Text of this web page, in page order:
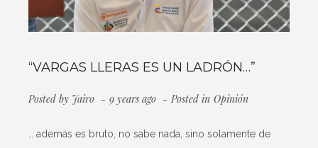
“VARGAS LLERAS ES UN LADRÓN…”
Posted by Jairo 9 years ago Posted in Opinión
… además es bruto, no sabe nada, sino solamente de